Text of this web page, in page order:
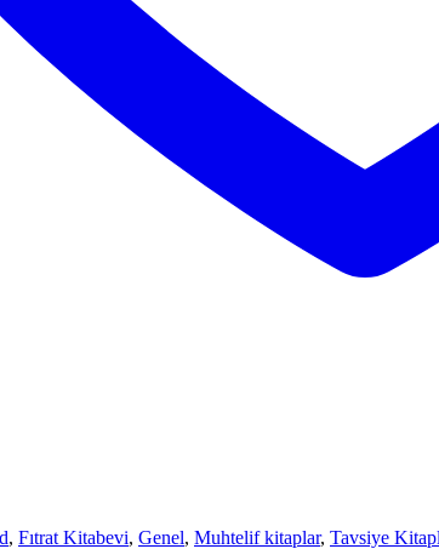
, Fıtrat Kitabevi, Genel, Muhtelif kitaplar, Tavsiye